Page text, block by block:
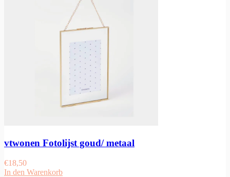
vtwonen Fotolijst goud/ metaal
€18,50
In den Warenkorb